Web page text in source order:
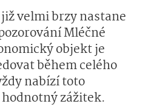
velmi brzy nastane
Mléčné
objekt je
během celého
nabízí toto
zážitek.